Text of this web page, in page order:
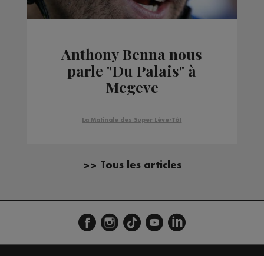
Anthony Benna nous
parle "Du Palais" à
Megeve
La Matinale des Super Lève-Tôt
>> Tous les articles